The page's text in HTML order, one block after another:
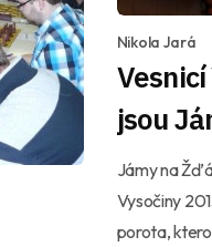
Nikola Jará
jsou
Jámy na
Vysočiny
porota,